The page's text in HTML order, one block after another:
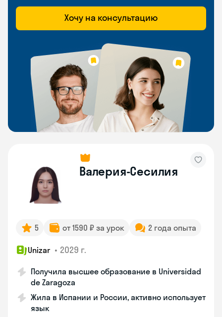
Хочу на консультацию
Валерия-Сесилия
5 от 1590 ₽ за урок 2 года опыта
Unizar • 2029 г.
Получила высшее образование в Universidad
de Zaragoza
Жила в Испании и России, активно использует
язык